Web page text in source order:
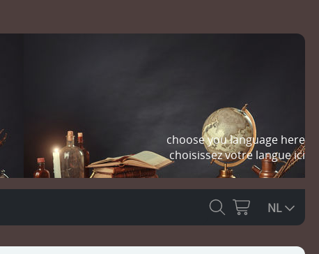
choose you language here
choisissez votre langue ici
NL